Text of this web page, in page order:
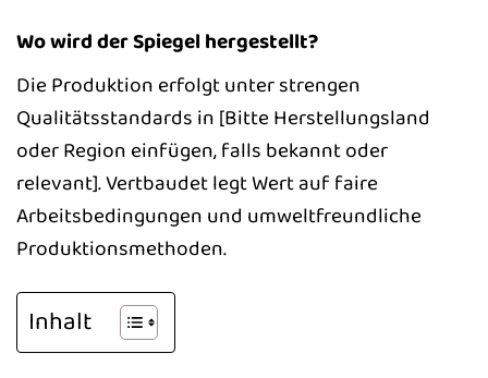
Wo wird der Spiegel hergestellt?
Die Produktion erfolgt unter strengen
Qualitätsstandards in [Bitte Herstellungsland
oder Region einfügen, falls bekannt oder
relevant]. Vertbaudet legt Wert auf faire
Arbeitsbedingungen und umweltfreundliche
Produktionsmethoden.
Inhalt